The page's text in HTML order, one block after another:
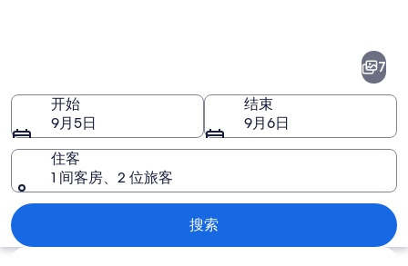
克
瓦
图
7
开始
9月5日
结束
9月6日
住客
1 间客房、2 位旅客
搜索
浏览地图